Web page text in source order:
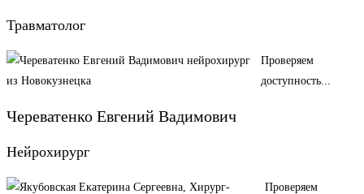
Травматолог
Череватенко Евгений Вадимович
Нейрохирург
Проверяем
доступность...
Проверяем